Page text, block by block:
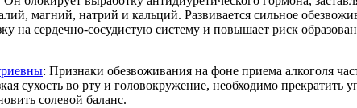
магний, натрий и кальций. Развивается сильное
на сердечно-сосудистую систему и повышает риск
: Признаки обезвоживания на фоне приема алкоголя
сухость во рту и головокружение, необходимо прекратить
солевой баланс.